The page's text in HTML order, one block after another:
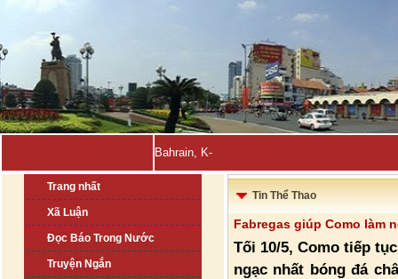
Bahrain, Kuwait tuyên bố đẩ_
Trang nhất
Xã Luận
Đọc Báo Trong Nước
Truyện Ngắn
Tin Thể Thao
Fabregas giúp Como làm
Tối 10/5, Como tiếp
ngạc nhất bóng đá